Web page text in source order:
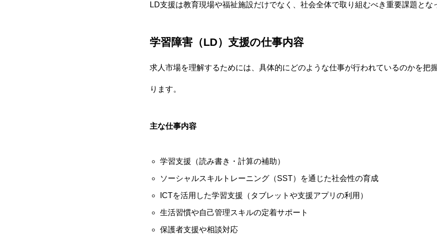
LD支援は教育現場や福祉施設だけでなく、社会全体で取り組むべき重要課題とな
学習障害（LD）支援の仕事内容
求人市場を理解するためには、具体的にどのような仕事が行われているのかを把
ります。
主な仕事内容
学習支援（読み書き・計算の補助）
ソーシャルスキルトレーニング（SST）を通じた社会性の育成
ICTを活用した学習支援（タブレットや支援アプリの利用）
生活習慣や自己管理スキルの定着サポート
保護者支援や相談対応